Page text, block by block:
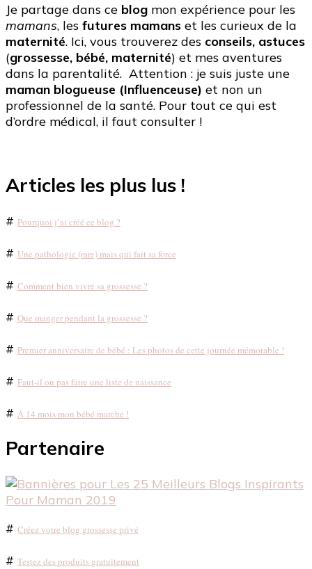
Je partage dans ce blog mon expérience pour les
mamans, les futures mamans et les curieux de la
maternité. Ici, vous trouverez des conseils, astuces
(grossesse, bébé, maternité) et mes aventures
dans la parentalité. Attention : je suis juste une
maman blogueuse (Influenceuse) et non un
professionnel de la santé. Pour tout ce qui est
d’ordre médical, il faut consulter !
Articles les plus lus !
# Pourquoi j’ai créé ce blog ?
# Une pathologie (rare) mais qui fait sa force
# Comment bien vivre sa grossesse ?
# Que manger pendant la grossesse ?
# Premier anniversaire de bébé : Les photos de cette journée mémorable !
# Faut-il ou pas faire une liste de naissance
# À 14 mois mon bébé marche !
Partenaire
# Créez votre blog grossesse privé
# Testez des produits gratuitement